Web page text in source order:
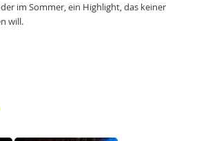
im Sommer, ein Highlight, das keiner
will.